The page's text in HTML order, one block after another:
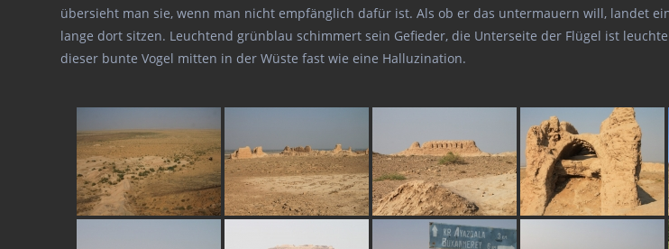
übersieht man sie, wenn man nicht empfänglich dafür ist. Als ob er das untermauern will, landet
lange dort sitzen. Leuchtend grünblau schimmert sein Gefieder, die Unterseite der Flügel ist
dieser bunte Vogel mitten in der Wüste fast wie eine Halluzination.